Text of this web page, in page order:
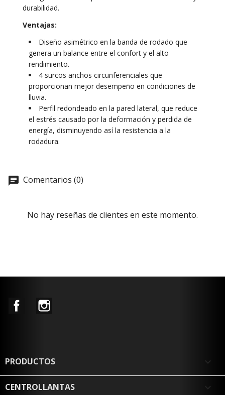
durabilidad.
Ventajas:
Diseño asimétrico en la banda de rodado que
genera un balance entre el confort y el alto
rendimiento.
4 surcos anchos circunferenciales que
proporcionan mejor desempeño en condiciones de
lluvia.
Perfil redondeado en la pared lateral, que reduce
el estrés causado por la deformación y perdida de
energía, disminuyendo así la resistencia a la
rodadura.
Comentarios (0)
No hay reseñas de clientes en este momento.
Facebook
PRODUCTOS 
CENTROLLANTAS 